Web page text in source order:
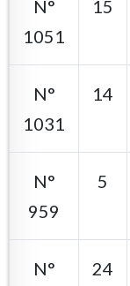
N°
1051
15
N°
1031
14
N°
959
5
N°
24